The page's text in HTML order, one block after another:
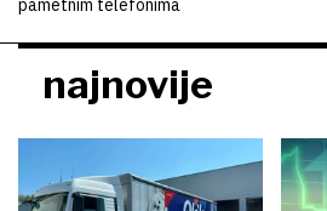
pametnim telefonima
najnovije